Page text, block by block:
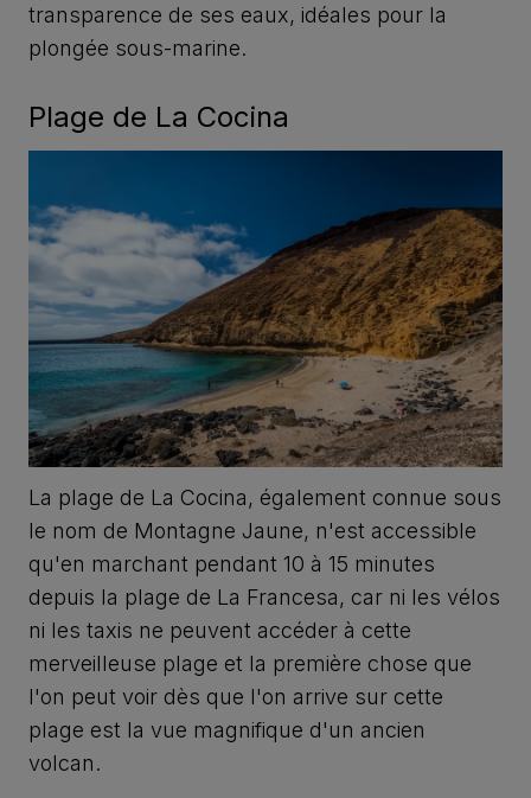
transparence de ses eaux, idéales pour la
plongée sous-marine.
Plage de La Cocina
La plage de La Cocina, également connue sous
le nom de Montagne Jaune, n'est accessible
qu'en marchant pendant 10 à 15 minutes
depuis la plage de La Francesa, car ni les vélos
ni les taxis ne peuvent accéder à cette
merveilleuse plage et la première chose que
l'on peut voir dès que l'on arrive sur cette
plage est la vue magnifique d'un ancien
volcan.